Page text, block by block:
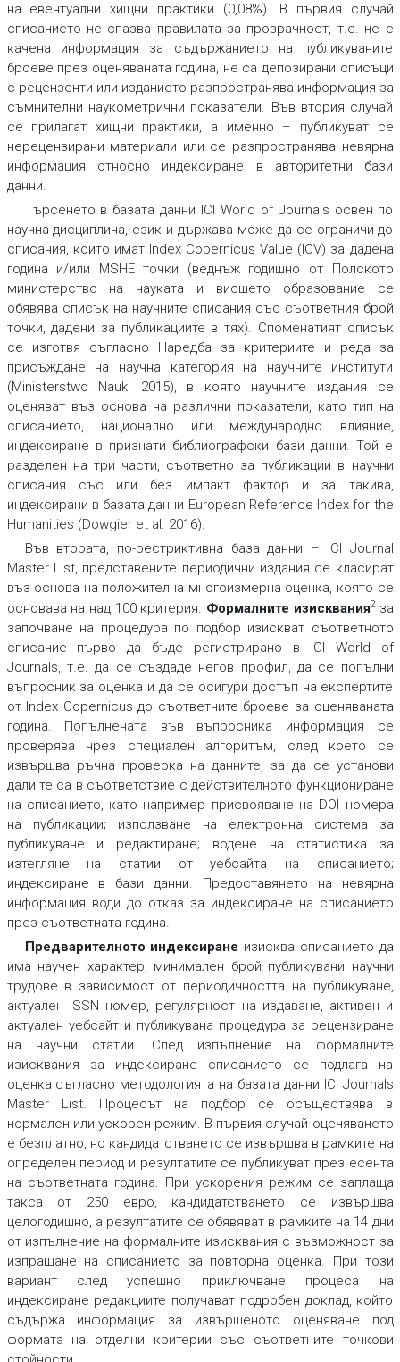
на евентуални хищни практики (0,08%). В първия случай
списанието не спазва правилата за прозрачност, т.е. не е
качена информация за съдържанието на публикуваните
броеве през оценяваната година, не са депозирани списъци
с рецензенти или изданието разпространява информация за
съмнителни наукометрични показатели. Във втория случай
се прилагат хищни практики, а именно – публикуват се
нерецензирани материали или се разпространява невярна
информация относно индексиране в авторитетни бази
данни.
Търсенето в базата данни ICI World of Journals освен по
научна дисциплина, език и държава може да се ограничи до
списания, които имат Index Copernicus Value (ICV) за дадена
година и/или MSHE точки (веднъж годишно от Полското
министерство на науката и висшето образование се
обявява списък на научните списания със съответния брой
точки, дадени за публикациите в тях). Споменатият списък
се изготвя съгласно Наредба за критериите и реда за
присъждане на научна категория на научните институти
(Ministerstwo Nauki 2015), в която научните издания се
оценяват въз основа на различни показатели, като тип на
списанието, национално или международно влияние,
индексиране в признати библиографски бази данни. Той е
разделен на три части, съответно за публикации в научни
списания със или без импакт фактор и за такива,
индексирани в базата данни European Reference Index for the
Humanities (Dowgier et al. 2016).
Във втората, по-рестриктивна база данни – ICI Journal
Master List, представените периодични издания се класират
въз основа на положителна многоизмерна оценка, която се
основава на над 100 критерия. Формалните изисквания2 за
започване на процедура по подбор изискват съответното
списание първо да бъде регистрирано в ICI World of
Journals, т.е. да се създаде негов профил, да се попълни
въпросник за оценка и да се осигури достъп на експертите
от Index Copernicus до съответните броеве за оценяваната
година. Попълнената във въпросника информация се
проверява чрез специален алгоритъм, след което се
извършва ръчна проверка на данните, за да се установи
дали те са в съответствие с действителното функциониране
на списанието, като например присвояване на DOI номера
на публикации; използване на електронна система за
публикуване и редактиране; водене на статистика за
изтегляне на статии от уебсайта на списанието;
индексиране в бази данни. Предоставянето на невярна
информация води до отказ за индексиране на списанието
през съответната година.
Предварителното индексиране изисква списанието да
има научен характер, минимален брой публикувани научни
трудове в зависимост от периодичността на публикуване,
актуален ISSN номер, регулярност на издаване, активен и
актуален уебсайт и публикувана процедура за рецензиране
на научни статии. След изпълнение на формалните
изисквания за индексиране списанието се подлага на
оценка съгласно методологията на базата данни ICI Journals
Master List. Процесът на подбор се осъществява в
нормален или ускорен режим. В първия случай оценяването
е безплатно, но кандидатстването се извършва в рамките на
определен период и резултатите се публикуват през есента
на съответната година. При ускорения режим се заплаща
такса от 250 евро, кандидатстването се извършва
целогодишно, а резултатите се обявяват в рамките на 14 дни
от изпълнение на формалните изисквания с възможност за
изпращане на списанието за повторна оценка. При този
вариант след успешно приключване процеса на
индексиране редакциите получават подробен доклад, който
съдържа информация за извършеното оценяване под
формата на отделни критерии със съответните точкови